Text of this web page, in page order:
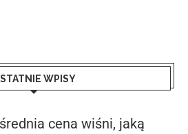
WPISY
cena wiśni, jaką